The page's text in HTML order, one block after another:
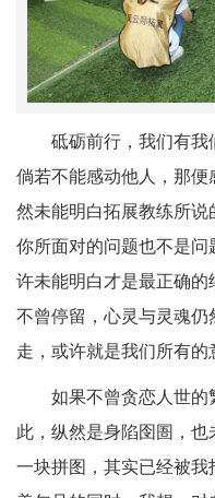
砥砺前行，我们有我
倘若不能感动他人，那
然未能明白拓展教练所说
你所面对的问题也不是
许未能明白才是最正确
不曾停留，心灵与灵魂
走，或许就是我们所有的
如果不曾贪恋人世的
此，纵然是身陷囹圄，也
一块拼图，其实已经被